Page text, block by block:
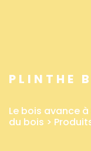
PLINTHE
Le bois avance
du bois >